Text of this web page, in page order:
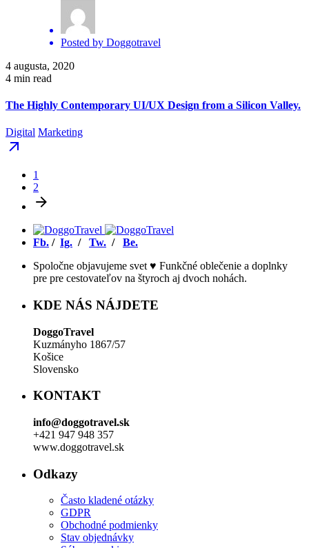
Posted by Doggotravel
4 augusta, 2020
4 min read
The Highly Contemporary UI/UX Design from a Silicon Valley.
Digital Marketing
1
2
Fb. / Ig. / Tw. / Be.
Spoločne objavujeme svet ♥ Funkčné oblečenie a doplnky
pre pre cestovateľov na štyroch aj dvoch nohách.
KDE NÁS NÁJDETE
DoggoTravel
Kuzmányho 1867/57
Košice
Slovensko
KONTAKT
info@doggotravel.sk
+421 947 948 357
www.doggotravel.sk
Odkazy
Často kladené otázky
GDPR
Obchodné podmienky
Stav objednávky